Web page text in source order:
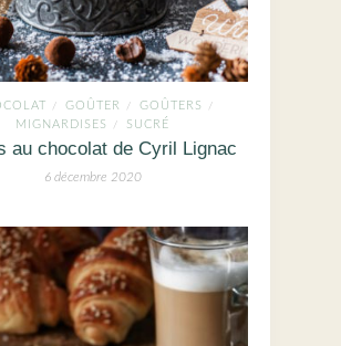
/ GOÛTER / GOÛTERS /
MIGNARDISES / SUCRÉ
au chocolat de Cyril Lignac
6 décembre 2020